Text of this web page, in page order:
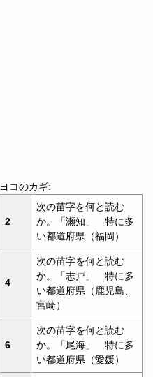
ヨコのカギ:
2
次の苗字を何と読む
か。「瀬知」 特に多
い都道府県（福岡）
4
次の苗字を何と読む
か。「志戸」 特に多
い都道府県（鹿児島、
宮崎）
6
次の苗字を何と読む
か。「尾海」 特に多
い都道府県（愛媛）